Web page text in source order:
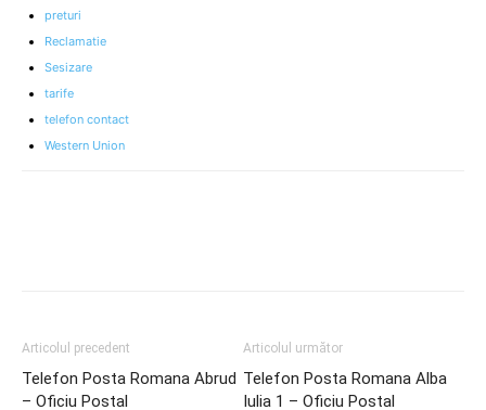
preturi
Reclamatie
Sesizare
tarife
telefon contact
Western Union
Articolul precedent
Telefon Posta Romana Abrud
– Oficiu Postal
Articolul următor
Telefon Posta Romana Alba
Iulia 1 – Oficiu Postal